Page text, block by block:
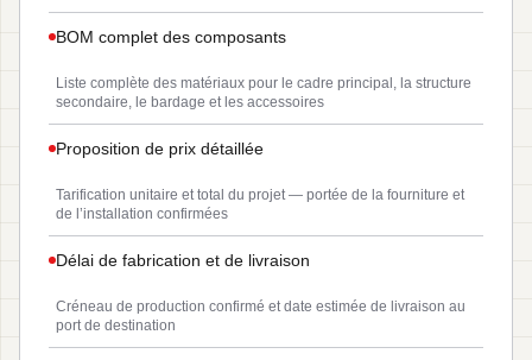
BOM complet des composants
Liste complète des matériaux pour le cadre principal, la structure
secondaire, le bardage et les accessoires
Proposition de prix détaillée
Tarification unitaire et total du projet — portée de la fourniture et
de l’installation confirmées
Délai de fabrication et de livraison
Créneau de production confirmé et date estimée de livraison au
port de destination